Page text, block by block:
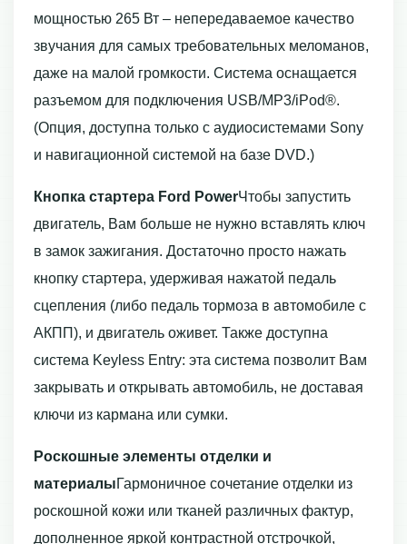
мощностью 265 Вт – непередаваемое качество
звучания для самых требовательных меломанов,
даже на малой громкости. Система оснащается
разъемом для подключения USB/MP3/iPod®.
(Опция, доступна только с аудиосистемами Sony
и навигационной системой на базе DVD.)
Кнопка стартера Ford PowerЧтобы запустить
двигатель, Вам больше не нужно вставлять ключ
в замок зажигания. Достаточно просто нажать
кнопку стартера, удерживая нажатой педаль
сцепления (либо педаль тормоза в автомобиле с
АКПП), и двигатель оживет. Также доступна
система Keyless Entry: эта система позволит Вам
закрывать и открывать автомобиль, не доставая
ключи из кармана или сумки.
Роскошные элементы отделки и
материалыГармоничное сочетание отделки из
роскошной кожи или тканей различных фактур,
дополненное яркой контрастной отстрочкой,